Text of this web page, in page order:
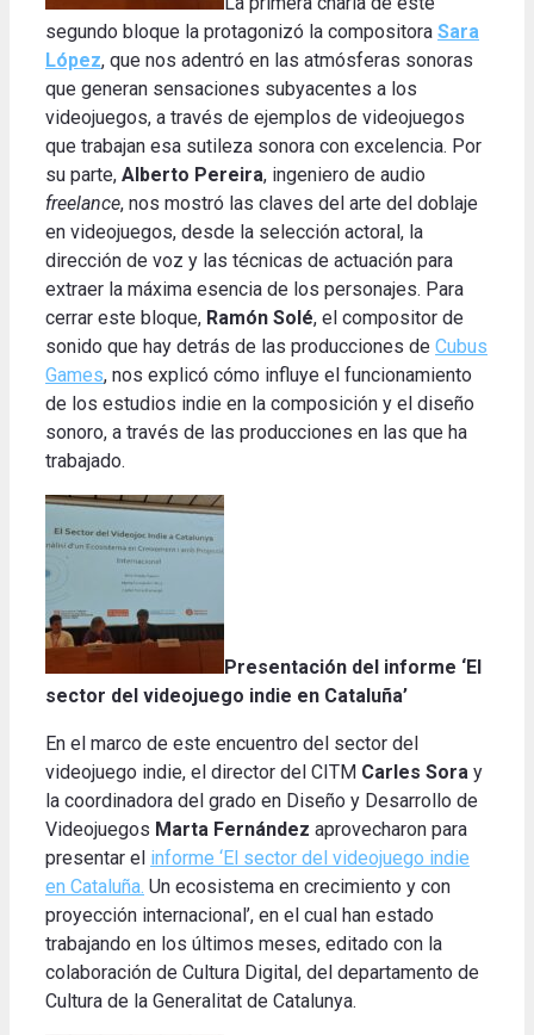
segundo bloque la protagonizó la compositora Sara
López, que nos adentró en las atmósferas sonoras
que generan sensaciones subyacentes a los
videojuegos, a través de ejemplos de videojuegos
que trabajan esa sutileza sonora con excelencia. Por
su parte, Alberto Pereira, ingeniero de audio
freelance, nos mostró las claves del arte del doblaje
en videojuegos, desde la selección actoral, la
dirección de voz y las técnicas de actuación para
extraer la máxima esencia de los personajes. Para
cerrar este bloque, Ramón Solé, el compositor de
sonido que hay detrás de las producciones de Cubus
Games, nos explicó cómo influye el funcionamiento
de los estudios indie en la composición y el diseño
sonoro, a través de las producciones en las que ha
trabajado.
Presentación del informe ‘El
sector del videojuego indie en Cataluña’
En el marco de este encuentro del sector del
videojuego indie, el director del CITM Carles Sora y
la coordinadora del grado en Diseño y Desarrollo de
Videojuegos Marta Fernández aprovecharon para
presentar el informe ‘El sector del videojuego indie
en Cataluña. Un ecosistema en crecimiento y con
proyección internacional’, en el cual han estado
trabajando en los últimos meses, editado con la
colaboración de Cultura Digital, del departamento de
Cultura de la Generalitat de Catalunya.